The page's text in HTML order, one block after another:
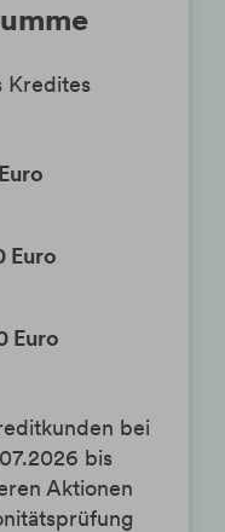
Kredites
Euro
Euro
bei
bis
Aktionen